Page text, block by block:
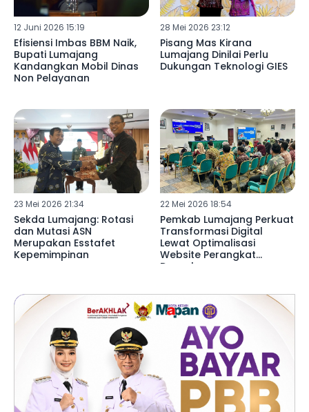
12 Juni 2026 15:19
Efisiensi Imbas BBM Naik,
Bupati Lumajang
Kandangkan Mobil Dinas
Non Pelayanan
28 Mei 2026 23:12
Pisang Mas Kirana
Lumajang Dinilai Perlu
Dukungan Teknologi GIES
23 Mei 2026 21:34
Sekda Lumajang: Rotasi
dan Mutasi ASN
Merupakan Esstafet
Kepemimpinan
22 Mei 2026 18:54
Pemkab Lumajang Perkuat
Transformasi Digital
Lewat Optimalisasi
Website Perangkat
Daerah